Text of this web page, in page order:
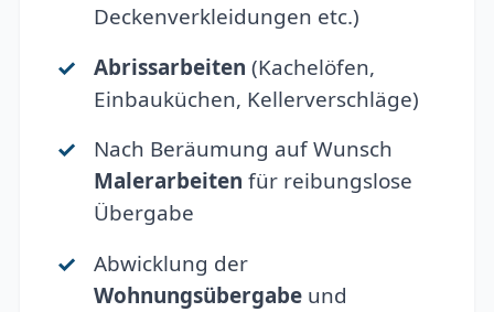
Deckenverkleidungen etc.)
Abrissarbeiten (Kachelöfen,
Einbauküchen, Kellerverschläge)
Nach Beräumung auf Wunsch
Malerarbeiten für reibungslose
Übergabe
Abwicklung der
Wohnungsübergabeund